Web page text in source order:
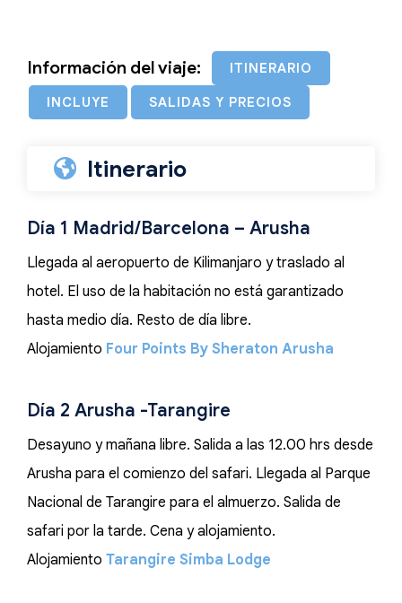
Información del viaje: ITINERARIO
INCLUYE SALIDAS Y PRECIOS
Itinerario
Día 1 Madrid/Barcelona – Arusha
Llegada al aeropuerto de Kilimanjaro y traslado al
hotel. El uso de la habitación no está garantizado
hasta medio día. Resto de día libre.
Alojamiento Four Points By Sheraton Arusha
Día 2 Arusha -Tarangire
Desayuno y mañana libre. Salida a las 12.00 hrs desde
Arusha para el comienzo del safari. Llegada al Parque
Nacional de Tarangire para el almuerzo. Salida de
safari por la tarde. Cena y alojamiento.
Alojamiento Tarangire Simba Lodge